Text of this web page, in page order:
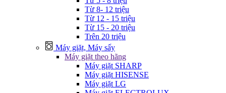
Từ 8- 12 triệu
Từ 12 - 15 triệu
Từ 15 - 20 triệu
Trên 20 triệu
Máy giặt, Máy sấy
Máy giặt theo hãng
Máy giặt SHARP
Máy giặt HISENSE
Máy giặt LG